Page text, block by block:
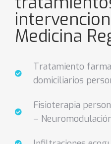
Medicina
Tratamiento
domiciliarios
Fisioterapia
–